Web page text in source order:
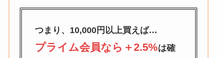
つまり、10,000円以上買えば…
プライム会員なら＋2.5%は確